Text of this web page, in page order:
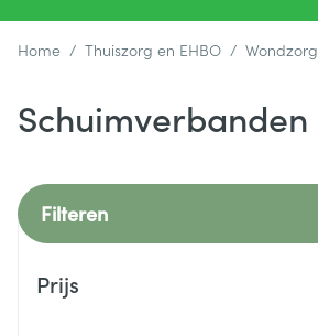
Home / Thuiszorg en EHBO / Wondzorg
Schuimverbanden
Filteren
Prijs